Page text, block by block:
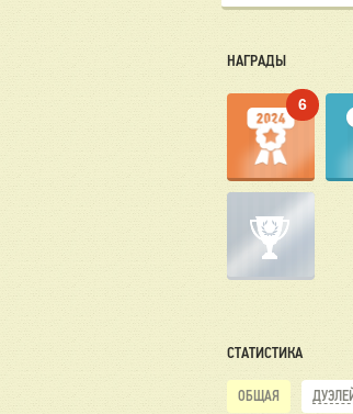
НАГРАДЫ
6
СТАТИСТИКА
ОБЩАЯ